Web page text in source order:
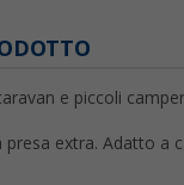
e piccoli camper
extra. Adatto a